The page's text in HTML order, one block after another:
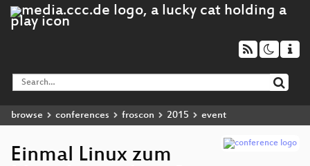
browse conferences froscon 2015 event
Einmal Linux zum